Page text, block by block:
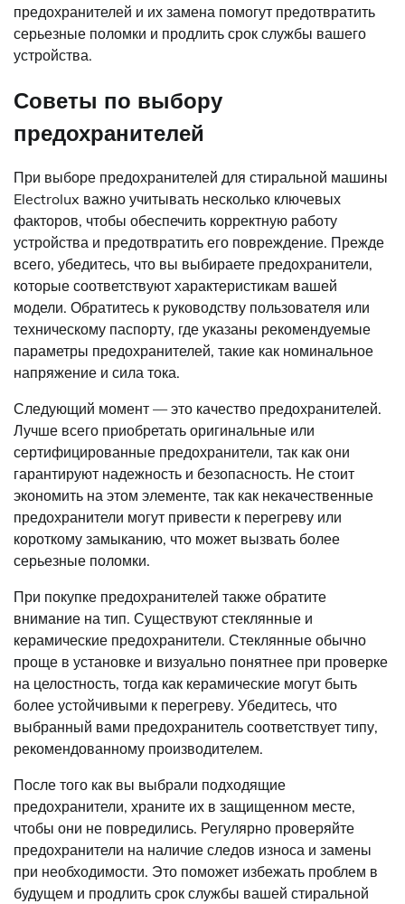
предохранителей и их замена помогут предотвратить
серьезные поломки и продлить срок службы вашего
устройства.
Советы по выбору
предохранителей
При выборе предохранителей для стиральной машины
Electrolux важно учитывать несколько ключевых
факторов, чтобы обеспечить корректную работу
устройства и предотвратить его повреждение. Прежде
всего, убедитесь, что вы выбираете предохранители,
которые соответствуют характеристикам вашей
модели. Обратитесь к руководству пользователя или
техническому паспорту, где указаны рекомендуемые
параметры предохранителей, такие как номинальное
напряжение и сила тока.
Следующий момент — это качество предохранителей.
Лучше всего приобретать оригинальные или
сертифицированные предохранители, так как они
гарантируют надежность и безопасность. Не стоит
экономить на этом элементе, так как некачественные
предохранители могут привести к перегреву или
короткому замыканию, что может вызвать более
серьезные поломки.
При покупке предохранителей также обратите
внимание на тип. Существуют стеклянные и
керамические предохранители. Стеклянные обычно
проще в установке и визуально понятнее при проверке
на целостность, тогда как керамические могут быть
более устойчивыми к перегреву. Убедитесь, что
выбранный вами предохранитель соответствует типу,
рекомендованному производителем.
После того как вы выбрали подходящие
предохранители, храните их в защищенном месте,
чтобы они не повредились. Регулярно проверяйте
предохранители на наличие следов износа и замены
при необходимости. Это поможет избежать проблем в
будущем и продлить срок службы вашей стиральной